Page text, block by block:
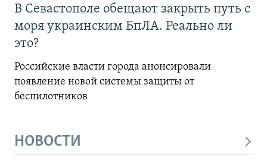
В Севастополе обещают закрыть путь с
моря украинским БпЛА. Реально ли
это?
Российские власти города анонсировали
появление новой системы защиты от
беспилотников
НОВОСТИ